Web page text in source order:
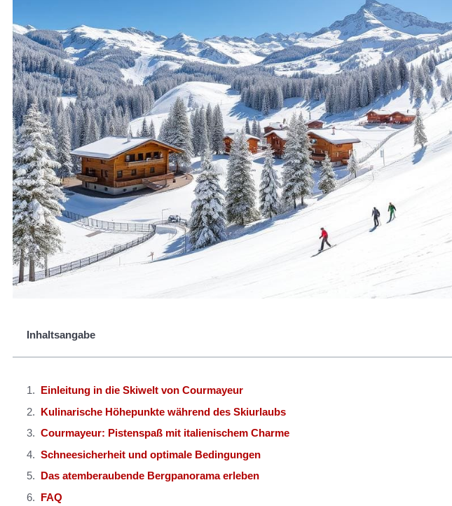
Inhaltsangabe
Einleitung in die Skiwelt von Courmayeur
Kulinarische Höhepunkte während des Skiurlaubs
Courmayeur: Pistenspaß mit italienischem Charme
Schneesicherheit und optimale Bedingungen
Das atemberaubende Bergpanorama erleben
FAQ